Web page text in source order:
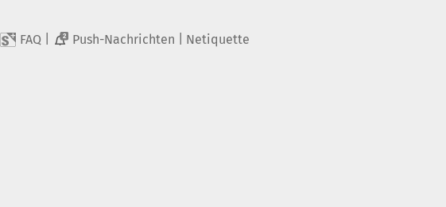
FAQ 2 Push-Nachrichten Netiquette